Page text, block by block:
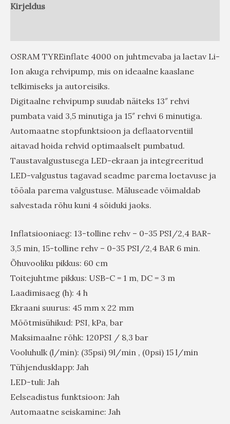
Kirjeldus
OSRAM TYREinflate 4000 on juhtmevaba ja laetav Li-
Ion akuga rehvipump, mis on ideaalne kaaslane
telkimiseks ja autoreisiks.
Digitaalne rehvipump suudab näiteks 13″ rehvi
pumbata vaid 3,5 minutiga ja 15″ rehvi 6 minutiga.
Automaatne stopfunktsioon ja deflaatorventiil
aitavad hoida rehvid optimaalselt pumbatud.
Taustavalgustusega LED-ekraan ja integreeritud
LED-valgustus tagavad seadme parema loetavuse ja
tööala parema valgustuse. Mäluseade võimaldab
salvestada rõhu kuni 4 sõiduki jaoks.
Inflatsiooniaeg: 13-tolline rehv – 0-35 PSI/2,4 BAR-
3,5 min, 15-tolline rehv – 0-35 PSI/2,4 BAR 6 min.
Õhuvooliku pikkus: 60 cm
Toitejuhtme pikkus: USB-C = 1 m, DC = 3 m
Laadimisaeg (h): 4 h
Ekraani suurus: 45 mm x 22 mm
Mõõtmisühikud: PSI, kPa, bar
Maksimaalne rõhk: 120PSI / 8,3 bar
Vooluhulk (l/min): (35psi) 9l/min , (0psi) 15 l/min
Tühjendusklapp: Jah
LED-tuli: Jah
Eelseadistus funktsioon: Jah
Automaatne seiskamine: Jah